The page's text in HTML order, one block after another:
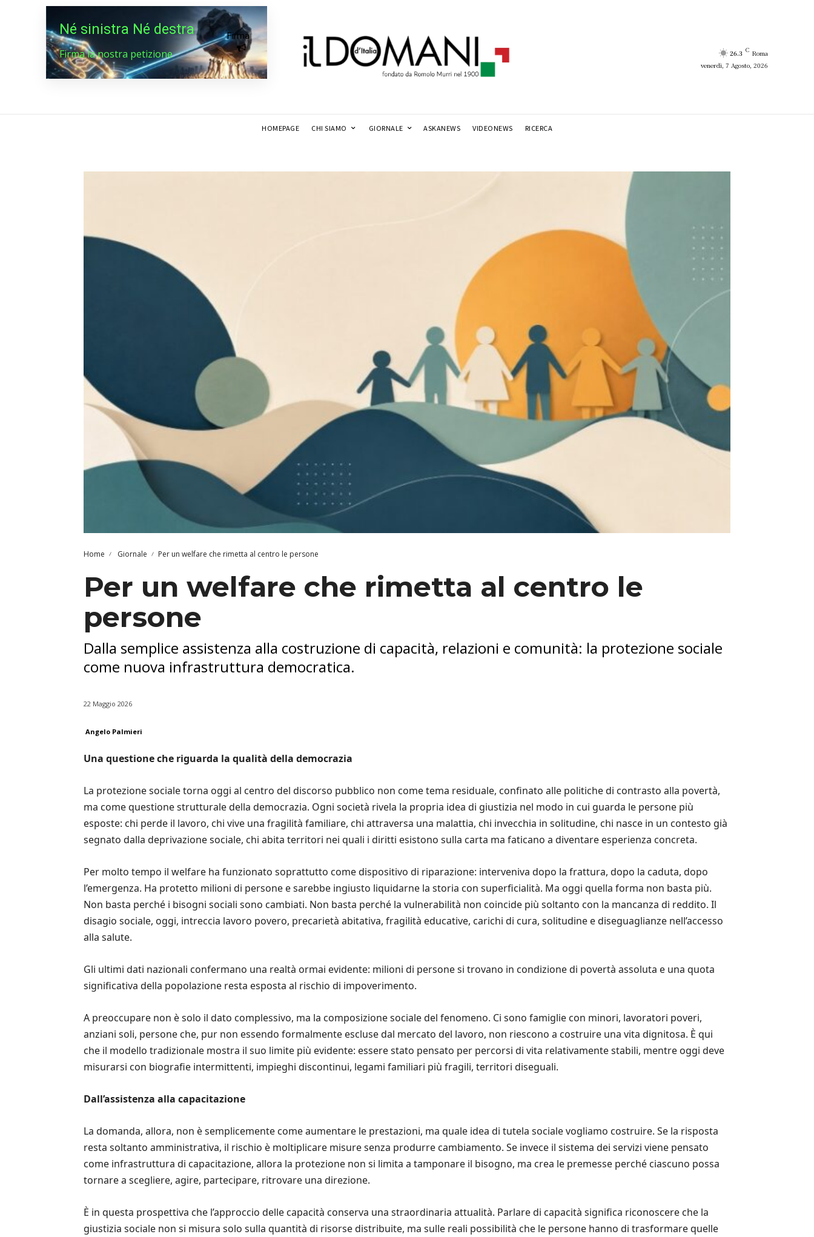
Né sinistra Né destra
Firma la nostra petizione
Firma
26.3 C Roma
venerdì, 7 Agosto, 2026
HOMEPAGE CHI SIAMO GIORNALE ASKANEWS VIDEONEWS RICERCA
Home Giornale Per un welfare che rimetta al centro le persone
Per un welfare che rimetta al centro le
persone
Dalla semplice assistenza alla costruzione di capacità, relazioni e comunità: la protezione sociale
come nuova infrastruttura democratica.
22 Maggio 2026
Angelo Palmieri
Una questione che riguarda la qualità della democrazia
La protezione sociale torna oggi al centro del discorso pubblico non come tema residuale, confinato alle politiche di contrasto alla povertà,
ma come questione strutturale della democrazia. Ogni società rivela la propria idea di giustizia nel modo in cui guarda le persone più
esposte: chi perde il lavoro, chi vive una fragilità familiare, chi attraversa una malattia, chi invecchia in solitudine, chi nasce in un contesto già
segnato dalla deprivazione sociale, chi abita territori nei quali i diritti esistono sulla carta ma faticano a diventare esperienza concreta.
Per molto tempo il welfare ha funzionato soprattutto come dispositivo di riparazione: interveniva dopo la frattura, dopo la caduta, dopo
l’emergenza. Ha protetto milioni di persone e sarebbe ingiusto liquidarne la storia con superficialità. Ma oggi quella forma non basta più.
Non basta perché i bisogni sociali sono cambiati. Non basta perché la vulnerabilità non coincide più soltanto con la mancanza di reddito. Il
disagio sociale, oggi, intreccia lavoro povero, precarietà abitativa, fragilità educative, carichi di cura, solitudine e diseguaglianze nell’accesso
alla salute.
Gli ultimi dati nazionali confermano una realtà ormai evidente: milioni di persone si trovano in condizione di povertà assoluta e una quota
significativa della popolazione resta esposta al rischio di impoverimento.
A preoccupare non è solo il dato complessivo, ma la composizione sociale del fenomeno. Ci sono famiglie con minori, lavoratori poveri,
anziani soli, persone che, pur non essendo formalmente escluse dal mercato del lavoro, non riescono a costruire una vita dignitosa. È qui
che il modello tradizionale mostra il suo limite più evidente: essere stato pensato per percorsi di vita relativamente stabili, mentre oggi deve
misurarsi con biografie intermittenti, impieghi discontinui, legami familiari più fragili, territori diseguali.
Dall’assistenza alla capacitazione
La domanda, allora, non è semplicemente come aumentare le prestazioni, ma quale idea di tutela sociale vogliamo costruire. Se la risposta
resta soltanto amministrativa, il rischio è moltiplicare misure senza produrre cambiamento. Se invece il sistema dei servizi viene pensato
come infrastruttura di capacitazione, allora la protezione non si limita a tamponare il bisogno, ma crea le premesse perché ciascuno possa
tornare a scegliere, agire, partecipare, ritrovare una direzione.
È in questa prospettiva che l’approccio delle capacità conserva una straordinaria attualità. Parlare di capacità significa riconoscere che la
giustizia sociale non si misura solo sulla quantità di risorse distribuite, ma sulle reali possibilità che le persone hanno di trasformare quelle